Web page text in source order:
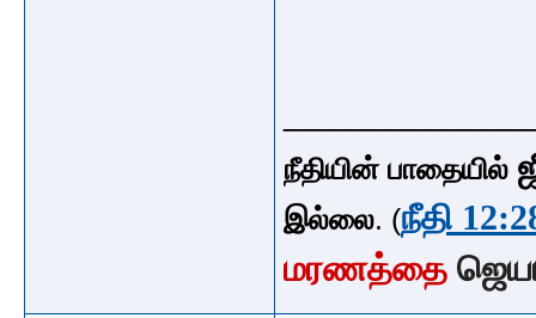
நீதியின் பாதையில்
இல்லை. (நீதி
மரணத்தை